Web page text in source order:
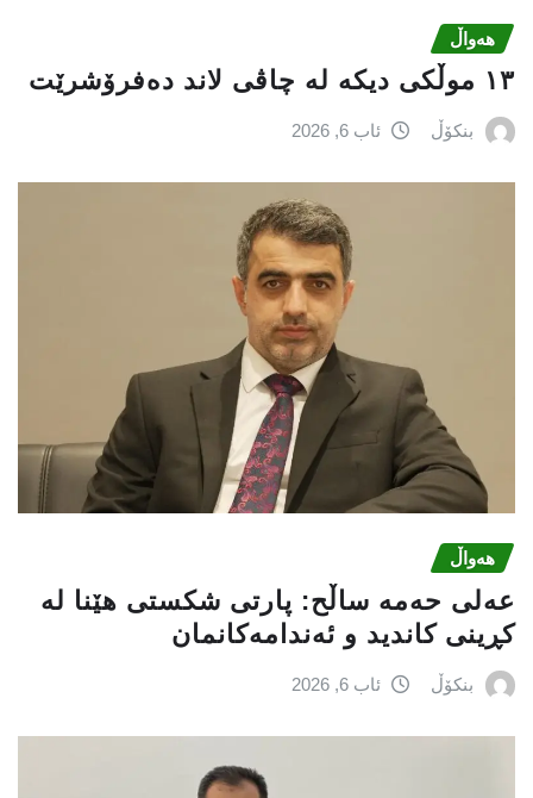
هەواڵ
١٣ موڵکی دیکە لە چاڤی لاند دەفرۆشرێت
بنکۆڵ ئاب 6, 2026
هەواڵ
عه‌لی‌ حه‌مه‌ ساڵح: پارتی‌ شكستی‌ هێنا له‌
كڕینی‌ كاندید و ئه‌ندامه‌كانمان
بنکۆڵ ئاب 6, 2026